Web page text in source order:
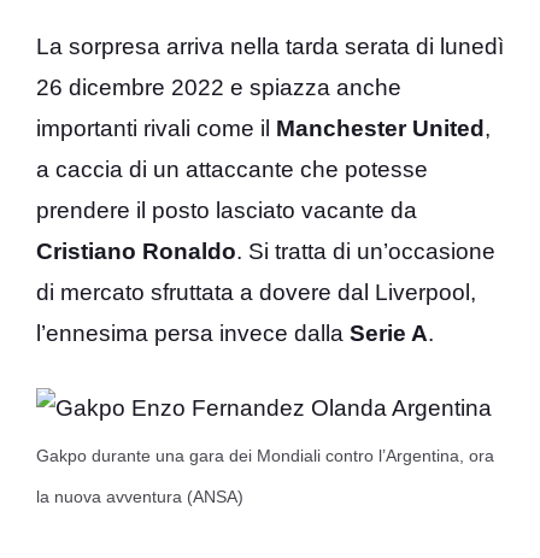
La sorpresa arriva nella tarda serata di lunedì
26 dicembre 2022 e spiazza anche
importanti rivali come il Manchester United,
a caccia di un attaccante che potesse
prendere il posto lasciato vacante da
Cristiano Ronaldo. Si tratta di un’occasione
di mercato sfruttata a dovere dal Liverpool,
l’ennesima persa invece dalla Serie A.
Gakpo durante una gara dei Mondiali contro l’Argentina, ora
la nuova avventura (ANSA)